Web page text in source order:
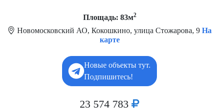
Площадь: 83м2
Новомосковский АО, Кокошкино, улица Стожарова, 9 На
карте
Новые объекты тут.
Подпишитесь!
23 574 783